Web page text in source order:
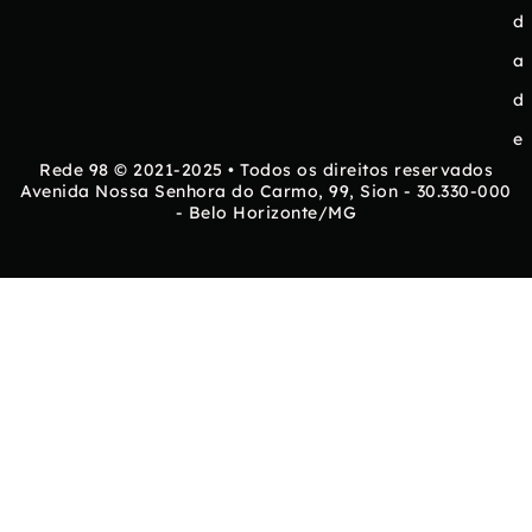
d
a
d
e
Rede 98 © 2021-2025 • Todos os direitos reservados
Avenida Nossa Senhora do Carmo, 99, Sion - 30.330-000
- Belo Horizonte/MG